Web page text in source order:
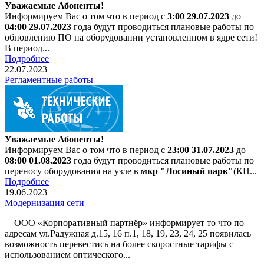
Уважаемые Абоненты!
Информируем Вас о том что в период с 3:00 29.07.2023 до
04:00 29.07.2023 года будут проводиться плановые работы по
обновлению ПО на оборудовании установленном в ядре сети!
В период...
Подробнее
22.07.2023
Регламентные работы
Уважаемые Абоненты!
Информируем Вас о том что в период с 23:00 31.07.2023 до
08:00 01.08.2023 года будут проводиться плановые работы по
переносу оборудования на узле в мкр "Лосиный парк"(КП...
Подробнее
19.06.2023
Модернизация сети
ООО «Корпоративный партнёр» информирует то что по
адресам ул.Радужная д.15, 16 п.1, 18, 19, 23, 24, 25 появилась
возможность перевестись на более скоростные тарифы с
использованием оптического...